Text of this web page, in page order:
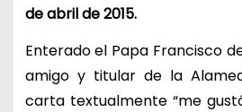
de abril de 2015.
Enterado el Papa Francisco
amigo y titular de la
carta textualmente “me